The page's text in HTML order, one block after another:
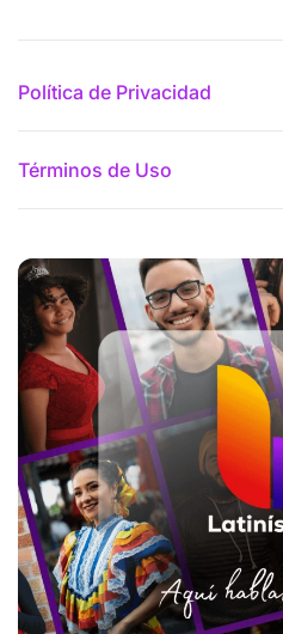
Política de Privacidad
Términos de Uso